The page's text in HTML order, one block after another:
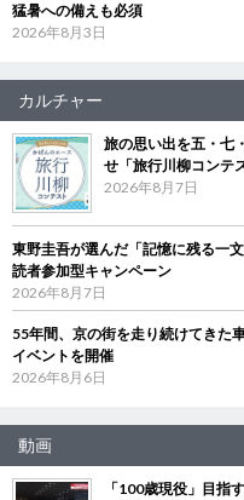
猛暑への備えも必須
2026年8月3日
カルチャー
旅の思い出を五・七
せ「旅行川柳コンテ
2026年8月7日
東野圭吾が選んだ「記憶に残る一
読者参加型キャンペーン
2026年8月7日
55年間、京の街を走り続けてき
イベントを開催
2026年8月6日
動画
「100歳現役」目